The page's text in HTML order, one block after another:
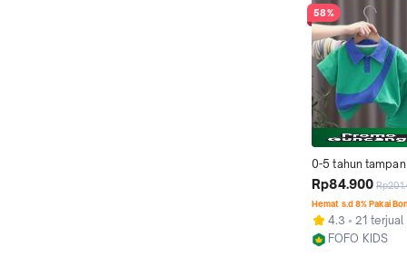
58%
0-5 tahun
kaos jas anak laki
fashion imut polo
pendek +celana
Set dua potong
perempuan
Rp84.900
Hemat s.d 8% Pakai
4.3
21 terjual
FOFO KIDS